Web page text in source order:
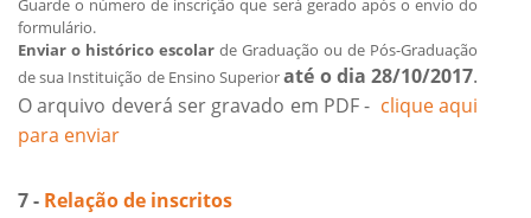
Guarde o número de inscrição que será gerado após o envio do
formulário.
Enviar o histórico escolar de Graduação ou de Pós-Graduação
de sua Instituição de Ensino Superioraté o dia 28/10/2017.
O arquivo deverá ser gravado em PDF - clique aqui
para enviar
7 - Relação de inscritos